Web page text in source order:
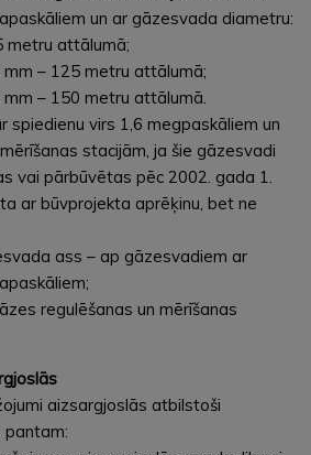
un ar gāzesvada diametru:
metru attālumā;
– 125 metru attālumā;
– 150 metru attālumā.
spiedienu virs 1,6 megpaskāliem un
stacijām, ja šie gāzesvadi
vai pārbūvētas pēc 2002. gada 1.
ar būvprojekta aprēķinu, bet ne
ass – ap gāzesvadiem ar
regulēšanas un mērīšanas
aizsargjoslās atbilstoši
pantam: